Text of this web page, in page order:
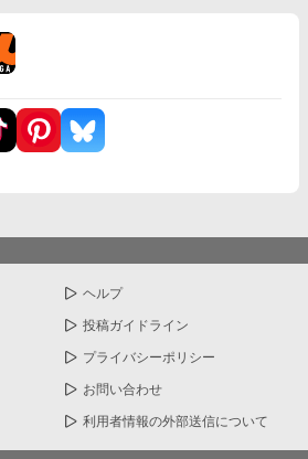
ヘルプ
投稿ガイドライン
プライバシーポリシー
お問い合わせ
利用者情報の外部送信について